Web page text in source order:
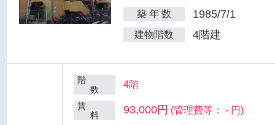
築 年 数 1985/7/1
建物階数 4階建
階
数
4階
賃
料
93,000円 (管理費等： - 円)